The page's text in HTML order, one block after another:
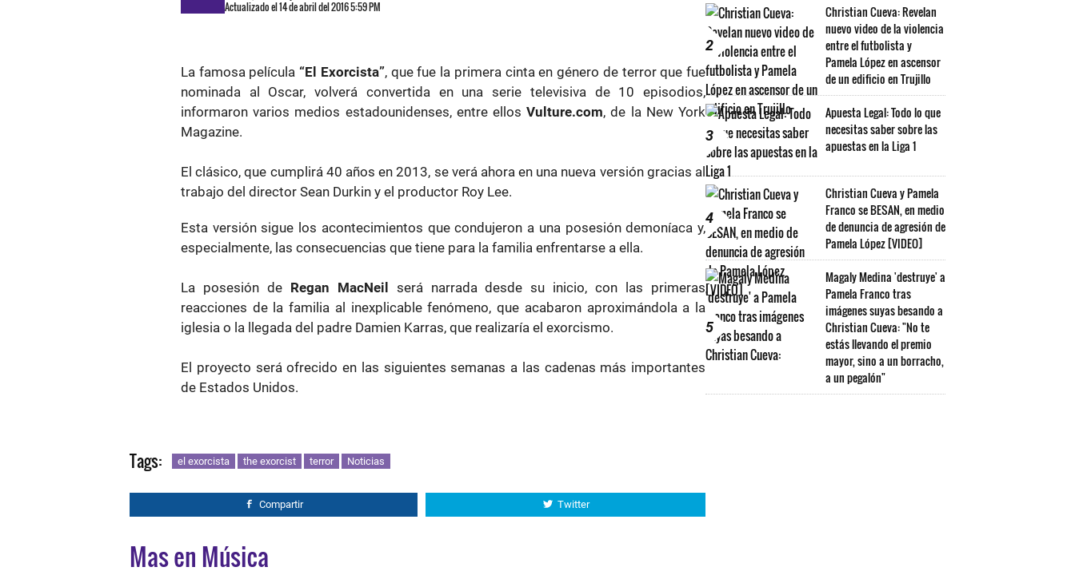
Actualizado el 14 de abril del 2016 5:59 PM
La famosa película “El Exorcista”, que fue la primera cinta en género de terror que fue
nominada al Oscar, volverá convertida en una serie televisiva de 10 episodios,
informaron varios medios estadounidenses, entre ellos Vulture.com, de la New York
Magazine.
El clásico, que cumplirá 40 años en 2013, se verá ahora en una nueva versión gracias al
trabajo del director Sean Durkin y el productor Roy Lee.
Esta versión sigue los acontecimientos que condujeron a una posesión demoníaca y,
especialmente, las consecuencias que tiene para la familia enfrentarse a ella.
La posesión de Regan MacNeil
será narrada desde su inicio, con las primeras
reacciones de la familia al inexplicable fenómeno, que acabaron aproximándola a la
iglesia o la llegada del padre Damien Karras, que realizaría el exorcismo.
El proyecto será ofrecido en las siguientes semanas a las cadenas más importantes
de Estados Unidos.
Tags: el exorcista the exorcist terror Noticias
Compartir Twitter
Mas en Música
2
Christian Cueva: Revelan
nuevo video de la violencia
entre el futbolista y
Pamela López en ascensor
de un edificio en Trujillo
3
Apuesta Legal: Todo lo que
necesitas saber sobre las
apuestas en la Liga 1
4
Christian Cueva y Pamela
Franco se BESAN, en medio
de denuncia de agresión de
Pamela López [VIDEO]
5
Magaly Medina 'destruye' a
Pamela Franco tras
imágenes suyas besando a
Christian Cueva: "No te
estás llevando el premio
mayor, sino a un borracho,
a un pegalón"